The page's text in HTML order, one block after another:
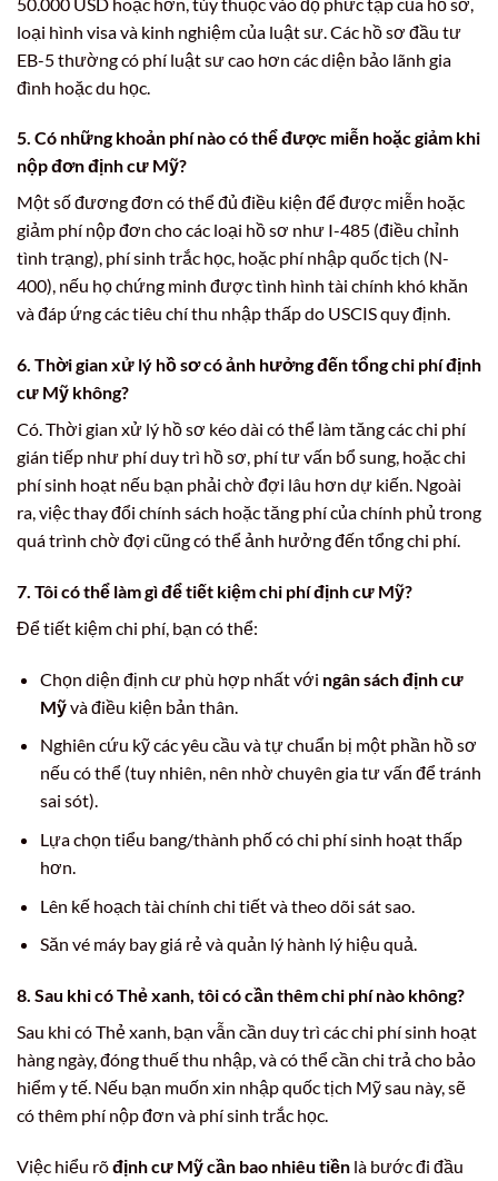
loại hình visa và kinh nghiệm của luật sư. Các hồ sơ đầu tư
EB-5 thường có phí luật sư cao hơn các diện bảo lãnh gia
đình hoặc du học.
5. Có những khoản phí nào có thể được miễn hoặc giảm khi
nộp đơn định cư Mỹ?
Một số đương đơn có thể đủ điều kiện để được miễn hoặc
giảm phí nộp đơn cho các loại hồ sơ như I-485 (điều chỉnh
tình trạng), phí sinh trắc học, hoặc phí nhập quốc tịch (N-
400), nếu họ chứng minh được tình hình tài chính khó khăn
và đáp ứng các tiêu chí thu nhập thấp do USCIS quy định.
6. Thời gian xử lý hồ sơ có ảnh hưởng đến tổngchi phí định
cư Mỹ không?
Có. Thời gian xử lý hồ sơ kéo dài có thể làm tăng các chi phí
gián tiếp như phí duy trì hồ sơ, phí tư vấn bổ sung, hoặc chi
phí sinh hoạt nếu bạn phải chờ đợi lâu hơn dự kiến. Ngoài
ra, việc thay đổi chính sách hoặc tăng phí của chính phủ trong
quá trình chờ đợi cũng có thể ảnh hưởng đến tổng chi phí.
7. Tôi có thể làm gì để tiết kiệmchi phí định cư Mỹ?
Để tiết kiệm chi phí, bạn có thể:
Chọn diện định cư phù hợp nhất với ngân sách định cư
Mỹvà điều kiện bản thân.
Nghiên cứu kỹ các yêu cầu và tự chuẩn bị một phần hồ sơ
nếu có thể (tuy nhiên, nên nhờ chuyên gia tư vấn để tránh
sai sót).
Lựa chọn tiểu bang/thành phố có chi phí sinh hoạt thấp
hơn.
Lên kế hoạch tài chính chi tiết và theo dõi sát sao.
Săn vé máy bay giá rẻ và quản lý hành lý hiệu quả.
8. Sau khi có Thẻ xanh, tôi có cần thêm chi phí nào không?
Sau khi có Thẻ xanh, bạn vẫn cần duy trì các chi phí sinh hoạt
hàng ngày, đóng thuế thu nhập, và có thể cần chi trả cho bảo
hiểm y tế. Nếu bạn muốn xin nhập quốc tịch Mỹ sau này, sẽ
có thêm phí nộp đơn và phí sinh trắc học.
Việc hiểu rõđịnh cư Mỹ cần bao nhiêu tiền là bước đi đầu